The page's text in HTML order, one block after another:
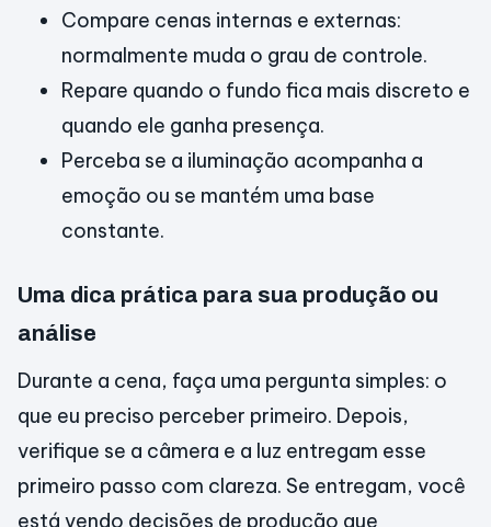
Compare cenas internas e externas:
normalmente muda o grau de controle.
Repare quando o fundo fica mais discreto e
quando ele ganha presença.
Perceba se a iluminação acompanha a
emoção ou se mantém uma base
constante.
Uma dica prática para sua produção ou
análise
Durante a cena, faça uma pergunta simples: o
que eu preciso perceber primeiro. Depois,
verifique se a câmera e a luz entregam esse
primeiro passo com clareza. Se entregam, você
está vendo decisões de produção que